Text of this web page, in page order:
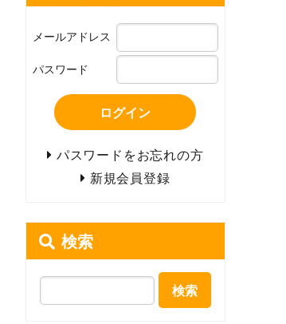
メールアドレス
パスワード
ログイン
パスワードをお忘れの方
新規会員登録
検索
検索